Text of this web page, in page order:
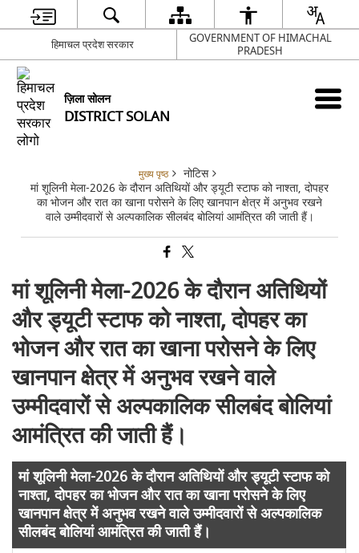
हिमाचल प्रदेश सरकार
GOVERNMENT OF HIMACHAL
PRADESH
ज़िला सोलन
DISTRICT SOLAN
मुख्य पृष्ठ
नोटिस
मां शूलिनी मेला-2026 के दौरान अतिथियों और ड्यूटी स्टाफ को नाश्ता, दोपहर
का भोजन और रात का खाना परोसने के लिए खानपान क्षेत्र में अनुभव रखने
वाले उम्मीदवारों से अल्पकालिक सीलबंद बोलियां आमंत्रित की जाती हैं।
मां शूलिनी मेला-2026 के दौरान अतिथियों
और ड्यूटी स्टाफ को नाश्ता, दोपहर का
भोजन और रात का खाना परोसने के लिए
खानपान क्षेत्र में अनुभव रखने वाले
उम्मीदवारों से अल्पकालिक सीलबंद बोलियां
आमंत्रित की जाती हैं।
मां शूलिनी मेला-2026 के दौरान अतिथियों और ड्यूटी स्टाफ को
नाश्ता, दोपहर का भोजन और रात का खाना परोसने के लिए
खानपान क्षेत्र में अनुभव रखने वाले उम्मीदवारों से अल्पकालिक
सीलबंद बोलियां आमंत्रित की जाती हैं।